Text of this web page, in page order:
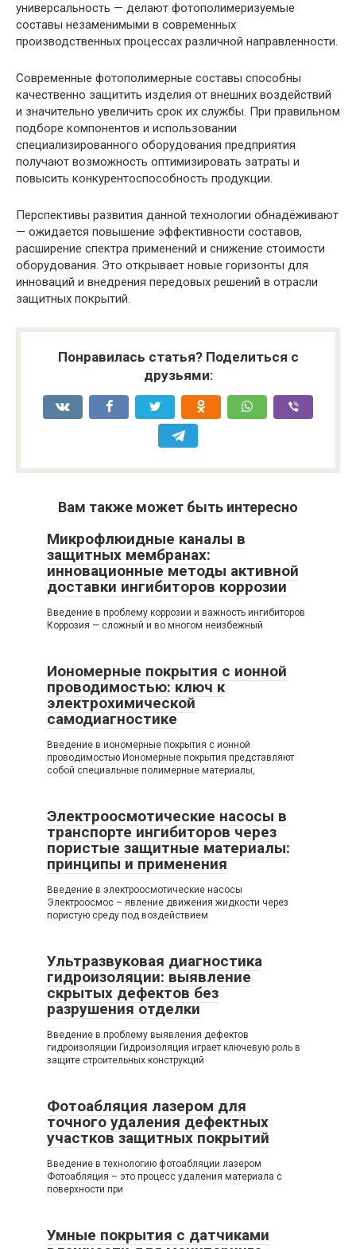
универсальность — делают фотополимеризуемые
составы незаменимыми в современных
производственных процессах различной направленности.
Современные фотополимерные составы способны
качественно защитить изделия от внешних воздействий
и значительно увеличить срок их службы. При правильном
подборе компонентов и использовании
специализированного оборудования предприятия
получают возможность оптимизировать затраты и
повысить конкурентоспособность продукции.
Перспективы развития данной технологии обнадёживают
— ожидается повышение эффективности составов,
расширение спектра применений и снижение стоимости
оборудования. Это открывает новые горизонты для
инноваций и внедрения передовых решений в отрасли
защитных покрытий.
Понравилась статья? Поделиться с
друзьями:
Вам также может быть интересно
Микрофлюидные каналы в
защитных мембранах:
инновационные методы активной
доставки ингибиторов коррозии
Введение в проблему коррозии и важность ингибиторов
Коррозия — сложный и во многом неизбежный
Иономерные покрытия с ионной
проводимостью: ключ к
электрохимической
самодиагностике
Введение в иономерные покрытия с ионной
проводимостью Иономерные покрытия представляют
собой специальные полимерные материалы,
Электроосмотические насосы в
транспорте ингибиторов через
пористые защитные материалы:
принципы и применения
Введение в электроосмотические насосы
Электроосмос – явление движения жидкости через
пористую среду под воздействием
Ультразвуковая диагностика
гидроизоляции: выявление
скрытых дефектов без
разрушения отделки
Введение в проблему выявления дефектов
гидроизоляции Гидроизоляция играет ключевую роль в
защите строительных конструкций
Фотоабляция лазером для
точного удаления дефектных
участков защитных покрытий
Введение в технологию фотоабляции лазером
Фотоабляция – это процесс удаления материала с
поверхности при
Умные покрытия с датчиками